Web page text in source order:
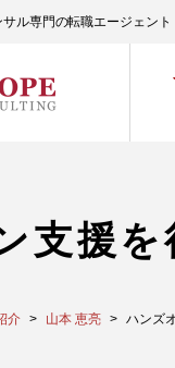
サル専門の転職エージェン
支援
介 山本 恵亮 ハンズ